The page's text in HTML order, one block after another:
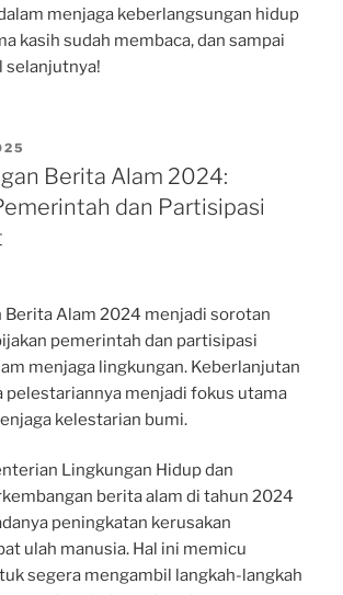
menjaga keberlangsungan hidup
kasih sudah membaca, dan sampai
selanjutnya!
Berita Alam 2024:
dan Partisipasi
Berita Alam 2024 menjadi sorotan
pemerintah dan partisipasi
menjaga lingkungan. Keberlanjutan
pelestariannya menjadi fokus utama
kelestarian bumi.
Lingkungan Hidup dan
berita alam di tahun 2024
peningkatan kerusakan
ulah manusia. Hal ini memicu
segera mengambil langkah-langkah